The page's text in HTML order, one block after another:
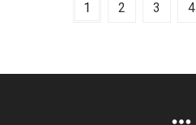
1 2 3 4